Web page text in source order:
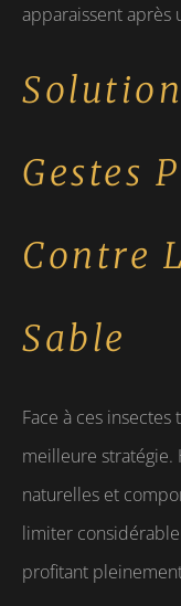
apparaissent après
Gestes
Contre
Sable
Face à ces
meilleure stratégie.
naturelles et
limiter
profitant